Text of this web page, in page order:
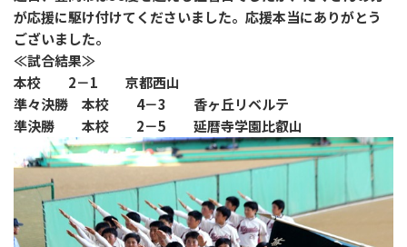
が応援に駆け付けてくださいました。応援本当にありがとう
ございました。
≪試合結果≫
本校 2－1 京都西山
準々決勝 本校 4－3 香ヶ丘リベルテ
準決勝 本校 2－5 延暦寺学園比叡山